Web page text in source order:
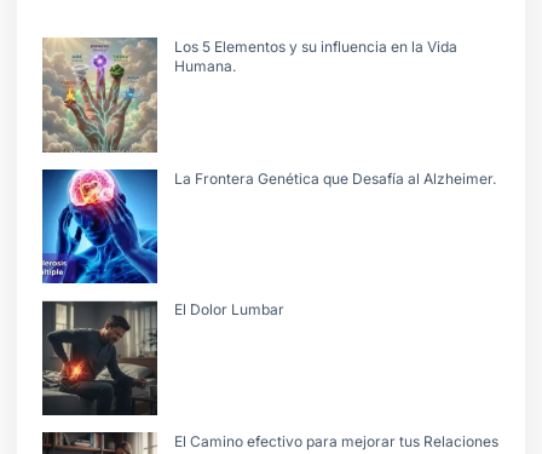
Los 5 Elementos y su influencia en la Vida
Humana.
La Frontera Genética que Desafía al Alzheimer.
El Dolor Lumbar
El Camino efectivo para mejorar tus Relaciones